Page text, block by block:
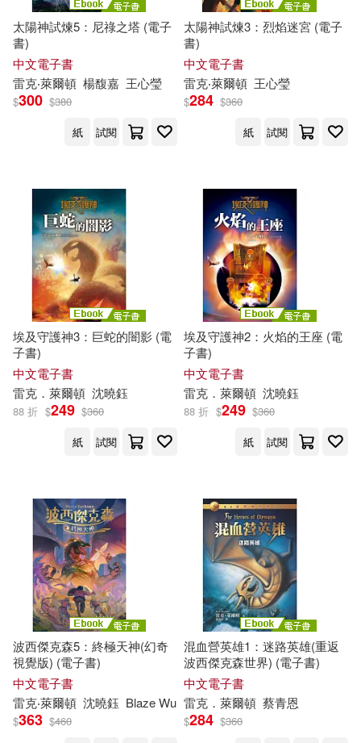
太陽神試煉5：尼祿之塔 (電子
書)
中文電子書
雷克‧萊爾頓 楊馥嘉 王心瑩
$300 $380
紙
試閱
太陽神試煉3：烈焰迷宮 (電子
書)
中文電子書
雷克‧萊爾頓 王心瑩
$284 $360
紙
試閱
埃及守護神3：巨蛇的闇影 (電
子書)
中文電子書
雷克 ．萊爾頓 沈曉鈺
88 折 $249 $360
紙
試閱
埃及守護神2：火焰的王座 (電
子書)
中文電子書
雷克 ．萊爾頓 沈曉鈺
88 折 $249 $360
紙
試閱
波西傑克森5：終極天神(幻奇
視覺版) (電子書)
中文電子書
雷克‧萊爾頓 沈曉鈺 Blaze Wu
$363 $460
混血營英雄1：迷路英雄(重返
波西傑克森世界) (電子書)
中文電子書
雷克 ．萊爾頓 蔡青恩
$284 $360